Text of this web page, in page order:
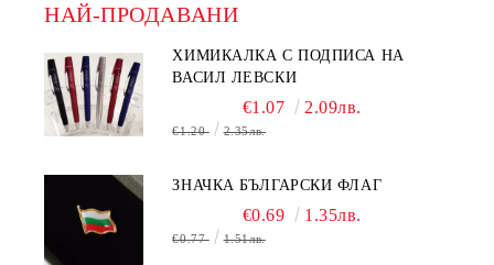
НАЙ-ПРОДАВАНИ
ХИМИКАЛКА С ПОДПИСА НА
ВАСИЛ ЛЕВСКИ
€1.07 2.09лв.
€1.20 2.35лв.
ЗНАЧКА БЪЛГАРСКИ ФЛАГ
€0.69 1.35лв.
€0.77 1.51лв.